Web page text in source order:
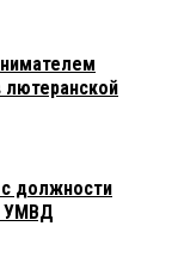
должности
УМВД